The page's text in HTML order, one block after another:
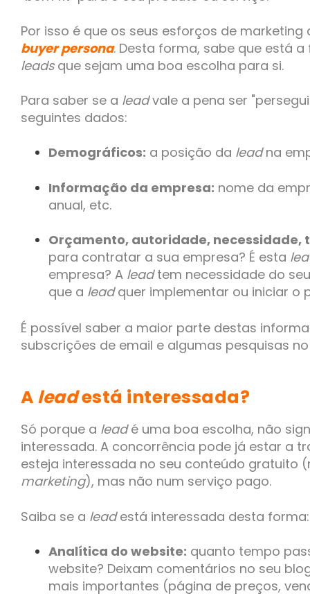
Por isso é que os seus esforços de
buyer persona. Desta forma, sabe que está
leadsque sejam uma boa escolha para si.
Para saber se a leadvale a pena ser
seguintes dados:
Demográficos: a posição da leadna
Informação da empresa: nome da
anual, etc.
Orçamento, autoridade, necessidade,
para contratar a sua empresa? É esta
empresa? A leadtem necessidade do
que a leadquer implementar ou iniciar o
É possível saber a maior parte destas
subscrições de email e algumas pesquisas
A leadestá interessada?
Só porque a leadé uma boa escolha, não
interessada. A concorrência pode já estar a
esteja interessada no seu conteúdo gratuito
marketing), mas não num serviço pago.
Saiba se a leadestá interessada desta
Analítica do website: quanto tempo
website? Deixam comentários no seu
mais importantes (página de preços,